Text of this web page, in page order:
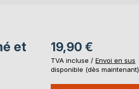
et 19,90 €
TVA incluse / Envoi en sus
disponible (dès maintenant)